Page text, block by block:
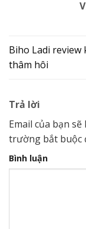
Biho Ladi review
thâm hôi
Trả lời
Email của bạn
trường bắt buộc
Bình luận